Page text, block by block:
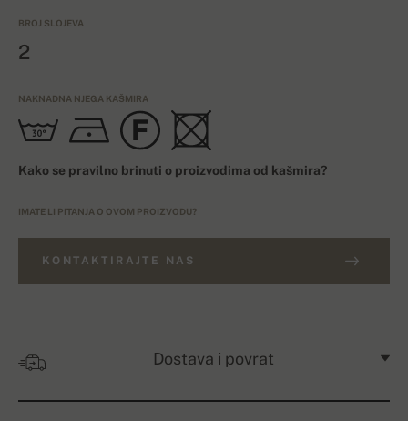
BROJ SLOJEVA
2
NAKNADNA NJEGA KAŠMIRA
Kako se pravilno brinuti o proizvodima od kašmira?
IMATE LI PITANJA O OVOM PROIZVODU?
KONTAKTIRAJTE NAS
Dostava i povrat